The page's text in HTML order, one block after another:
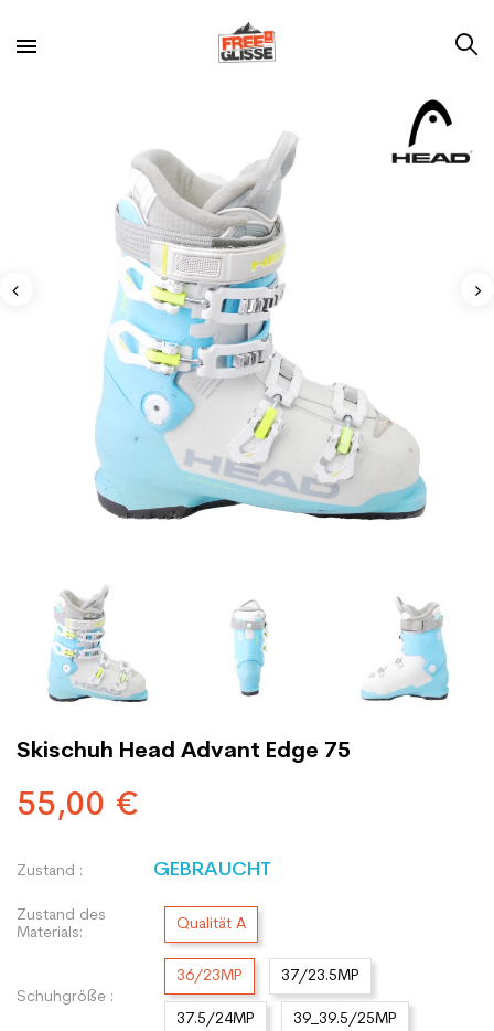
Skischuh Head Advant Edge 75
55,00 €
Zustand : GEBRAUCHT
Zustand des
Materials:
Qualität A
Schuhgröße :
36/23MP 37/23.5MP
37.5/24MP 39_39.5/25MP